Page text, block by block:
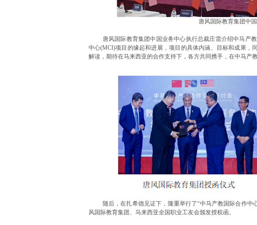
唐风国际教育集团中
唐风国际教育集团中国业务中心执行总裁庄雷介绍中马产
中心(MCI)项目的缘起和进展，项目的具体内涵、目标和成果，
解读，期待在马来西亚的合作支持下，各方共同携手，在中马产
随后，在扎希德见证下，隆重举行了“中马产教国际合作
风国际教育集团、马来西亚全国职业工友会颁发授权函。